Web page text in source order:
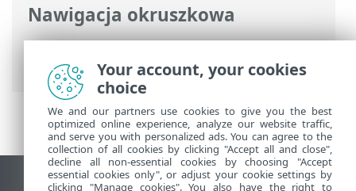
Nawigacja okruszkowa
Pomoc online ESET>ESET Server Security
for Linux
>Wprowadzenie
Your account, your cookies
choice
We and our partners use cookies to give you the best
optimized online experience, analyze our website traffic,
and serve you with personalized ads. You can agree to the
collection of all cookies by clicking "Accept all and close",
decline all non-essential cookies by choosing "Accept
essential cookies only", or adjust your cookie settings by
clicking "Manage cookies". You also have the right to